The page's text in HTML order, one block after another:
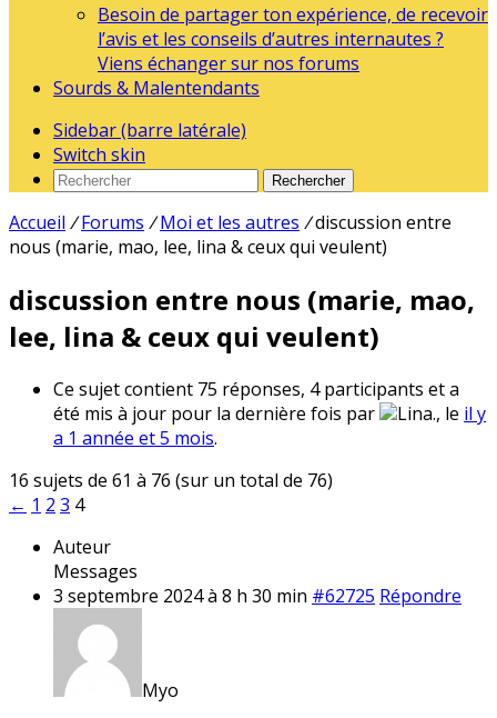
Besoin de partager ton expérience, de recevoir
l’avis et les conseils d’autres internautes ?
Viens échanger sur nos forums
Sourds & Malentendants
Sidebar (barre latérale)
Switch skin
Rechercher
Accueil / Forums / Moi et les autres /discussion entre
nous (marie, mao, lee, lina & ceux qui veulent)
discussion entre nous (marie, mao,
lee, lina & ceux qui veulent)
Ce sujet contient 75 réponses, 4 participants et a
été mis à jour pour la dernière fois par
Lina., le il y
a 1 année et 5 mois.
16 sujets de 61 à 76 (sur un total de 76)
← 1 2 3 4
Auteur
Messages
3 septembre 2024 à 8 h 30 min #62725 Répondre
Myo